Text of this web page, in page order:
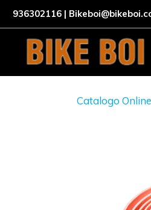
936302116 |
Catalogo Online